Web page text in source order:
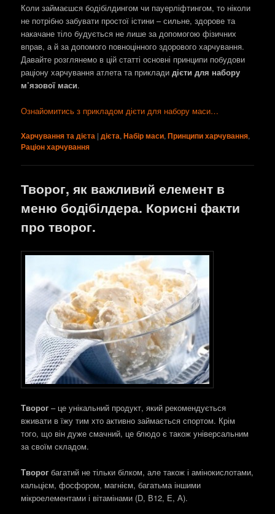
Коли займаєшся бодібілдингом чи пауерліфтингом, то ніколи
не потрібно забувати простої істини – сильне, здорове та
накачане тіло будується не лише за допомогою фізичних
вправ, а й за допомого повноцінного здорового харчування.
Давайте розглянемо в цій статті основні принципи побудови
раціону харчування атлета та прикладидієти для набору
м’язової маси.
Ознайомитись з прикладом дієти для набору маси…
Харчування та дієта |дієта,Набір маси,Принципи харчування,
Раціон харчування
Творог, як важливий елемент в
меню бодібілдера. Корисні факти
про творог.
Творог – це унікальний продукт, який рекомендується
вживати в їжу тим хто активно займається спортом. Крім
того, що він дуже смачний, це блюдо є також універсальним
за своїм складом.
Творог багатий не тільки білком, але також і амінокислотами,
кальцієм, фосфором, магнієм, багатьма іншими
мікроелементами і вітамінами (D, В12, Е, А).